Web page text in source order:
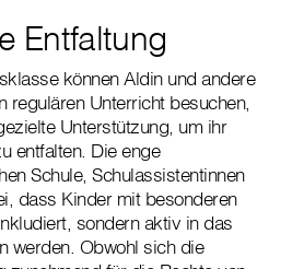
Entfaltung
können Aldin und andere
regulären Unterricht besuchen,
Unterstützung, um ihr
entfalten. Die enge
Schule, Schulassistentinnen
dass Kinder mit besonderen
sondern aktiv in das
werden. Obwohl sich die